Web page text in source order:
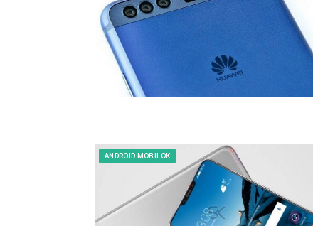
ANDROID MOBILOK